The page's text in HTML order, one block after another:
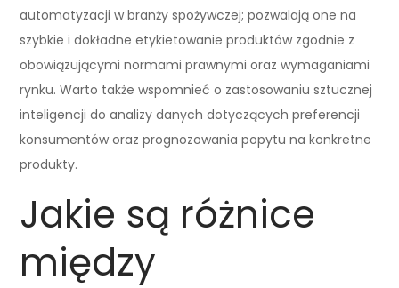
automatyzacji w branży spożywczej; pozwalają one na
szybkie i dokładne etykietowanie produktów zgodnie z
obowiązującymi normami prawnymi oraz wymaganiami
rynku. Warto także wspomnieć o zastosowaniu sztucznej
inteligencji do analizy danych dotyczących preferencji
konsumentów oraz prognozowania popytu na konkretne
produkty.
Jakie są różnice
między